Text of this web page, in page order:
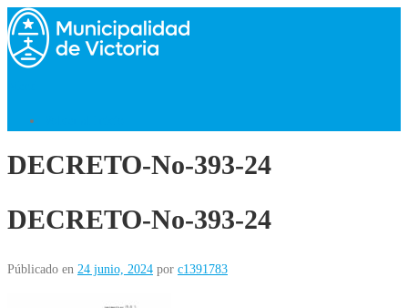
Saltar
al
contenido
DECRETO-No-393-24
DECRETO-No-393-24
Públicado en 24 junio, 2024 por c1391783